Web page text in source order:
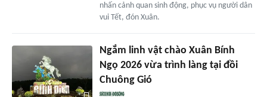
nhấn cảnh quan sinh động, phục vụ người dân
vui Tết, đón Xuân.
Ngắm linh vật chào Xuân Bính
Ngọ 2026 vừa trình làng tại đồi
Chuông Gió